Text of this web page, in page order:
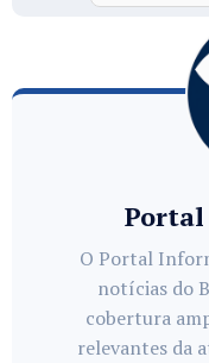
O Portal
notícias do
cobertura
relevantes da